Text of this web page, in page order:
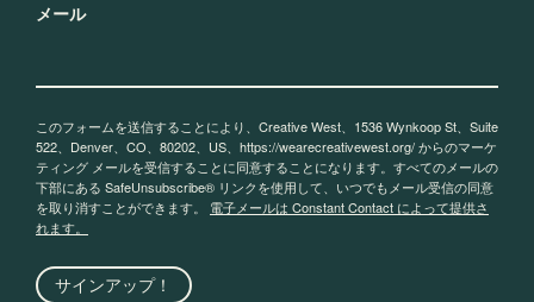
メール
このフォームを送信することにより、Creative West、1536 Wynkoop St、Suite
522、Denver、CO、80202、US、https://wearecreativewest.org/ からのマーケ
ティング メールを受信することに同意することになります。すべてのメールの
下部にある SafeUnsubscribe® リンクを使用して、いつでもメール受信の同意
を取り消すことができます。 電子メールは Constant Contact によって提供さ
れます。
サインアップ！